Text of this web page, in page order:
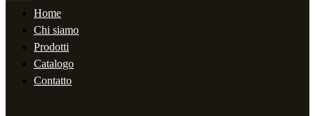
Home
Chi siamo
Prodotti
Catalogo
Contatto